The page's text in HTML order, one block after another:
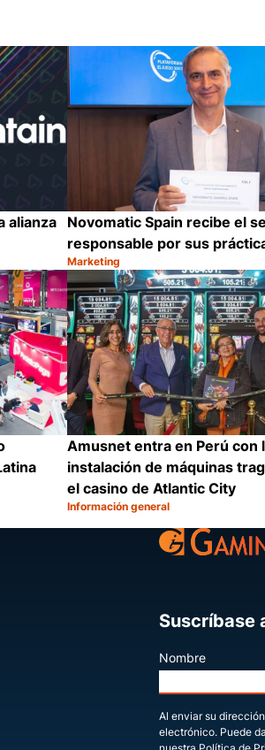
alianza
Compartir
Novomatic Spain recibe el
responsable por sus
Categoría:
Marketing
Amusnet entra en Perú con
instalación de máquinas
el casino de Atlantic City
Categoría:
Información general
Suscríbase
Nombre
Al enviar su
electrónico. Puede